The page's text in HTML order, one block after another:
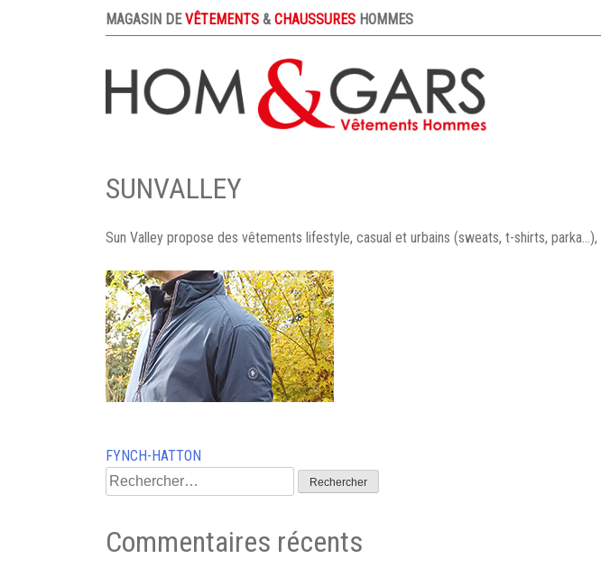
MAGASIN DEVÊTEMENTS &CHAUSSURES HOMMES
SUNVALLEY
Sun Valley propose des vêtements lifestyle, casual et urbains (sweats, t-shirts,
Navigation
de
l’article
FYNCH-HATTON
Rechercher :
Commentaires récents